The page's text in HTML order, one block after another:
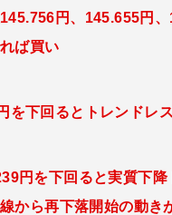
145.756円、145.655円
ば買い
を下回るとトレンドレ
円を下回ると実質下
から再下落開始の動き